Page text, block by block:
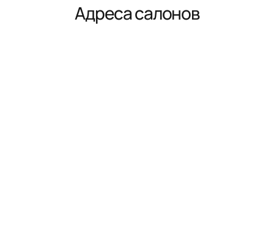
Адреса салонов